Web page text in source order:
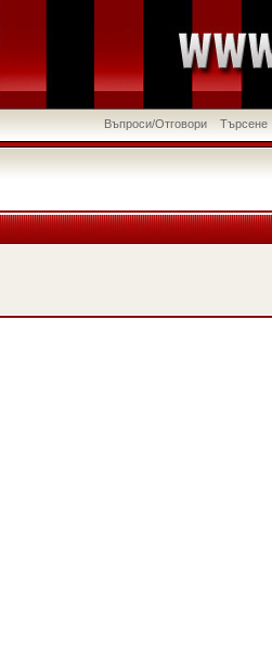
Въпроси/Отговори Търсене